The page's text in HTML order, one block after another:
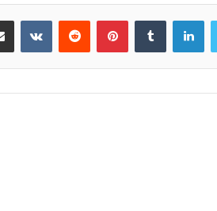
لينكدإن بينتيريست